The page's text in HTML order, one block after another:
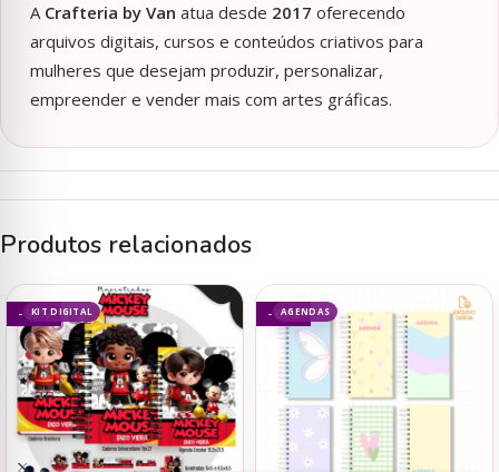
A Crafteria by Van atua desde 2017 oferecendo
arquivos digitais, cursos e conteúdos criativos para
mulheres que desejam produzir, personalizar,
empreender e vender mais com artes gráficas.
Produtos relacionados
KIT DIGITAL
- 93% AGENDAS
- 69%